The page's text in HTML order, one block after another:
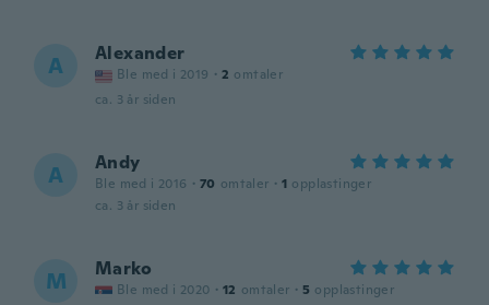
A Alexander
Ble med i 2019 · 2 omtaler
ca. 3 år siden
A Andy
Ble med i 2016 · 70 omtaler · 1 opplastinger
ca. 3 år siden
M Marko
Ble med i 2020 · 12 omtaler · 5 opplastinger